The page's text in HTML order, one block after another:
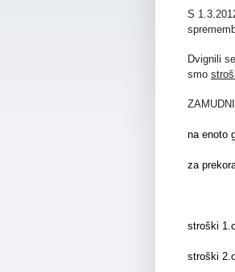
S
Dvignili
smo
na enoto
za